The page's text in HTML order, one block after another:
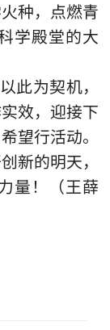
种，点燃青
学殿堂的大
此为契机，
效，迎接下
望行活动。
新的明天，
量！（王薛